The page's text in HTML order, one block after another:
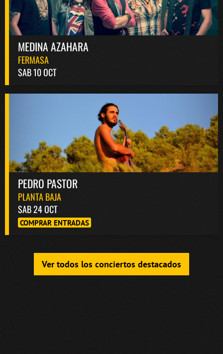
MEDINA AZAHARA
FERMASA
SAB 10 OCT
PEDRO PASTOR
PLANTA BAJA
SAB 24 OCT
COMPRAR ENTRADAS
Ver todos los conciertos destacados